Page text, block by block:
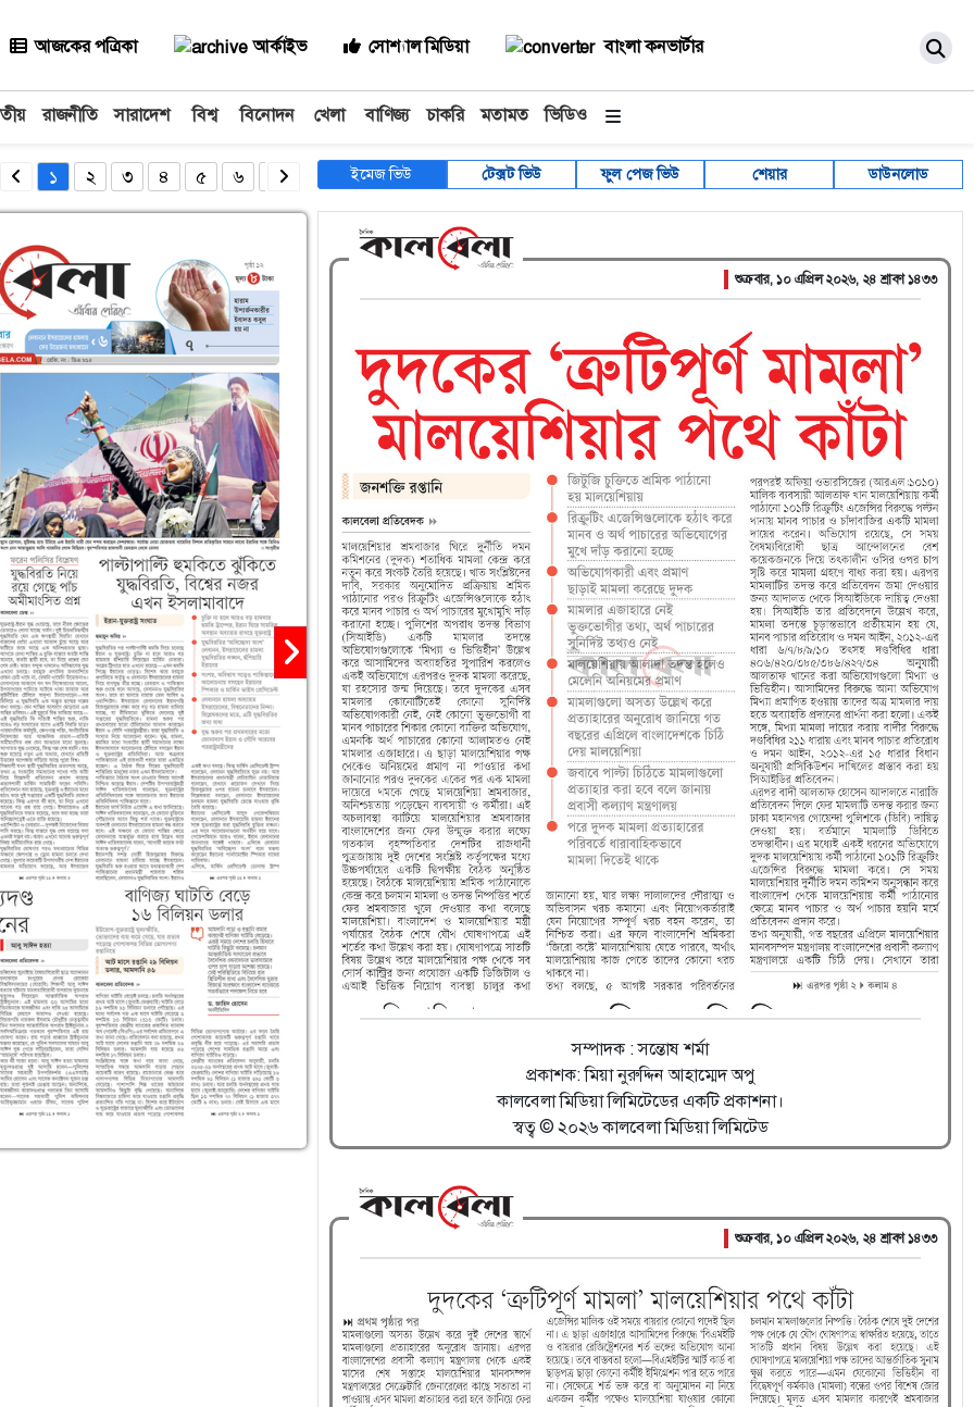
আজকের পত্রিকা আর্কাইভ সোশ্যাল মিডিয়া বাংলা কনভার্টার
রাজনীতি সারাদেশ বিশ্ব বিনোদন খেলা বাণিজ্য চাকরি মতামত ভিডিও
১ ২ ৩ ৪ ৫ ৬ ৭ ৯ ১০
ইমেজ ভিউ টেক্সট ভিউ ফুল পেজ ভিউ শেয়ার ডাউনলোড
শুক্রবার, ১০ এপ্রিল ২০২৬, ২৪ শ্রাবণ ১৪৩৩
সম্পাদক : সন্তোষ শর্মা
প্রকাশক: মিয়া নুরুদ্দিন আহাম্মেদ অপু
কালবেলা মিডিয়া লিমিটেডের একটি প্রকাশনা।
স্বত্ব © ২০২৬ কালবেলা মিডিয়া লিমিটেড
শুক্রবার, ১০ এপ্রিল ২০২৬, ২৪ শ্রাবণ ১৪৩৩